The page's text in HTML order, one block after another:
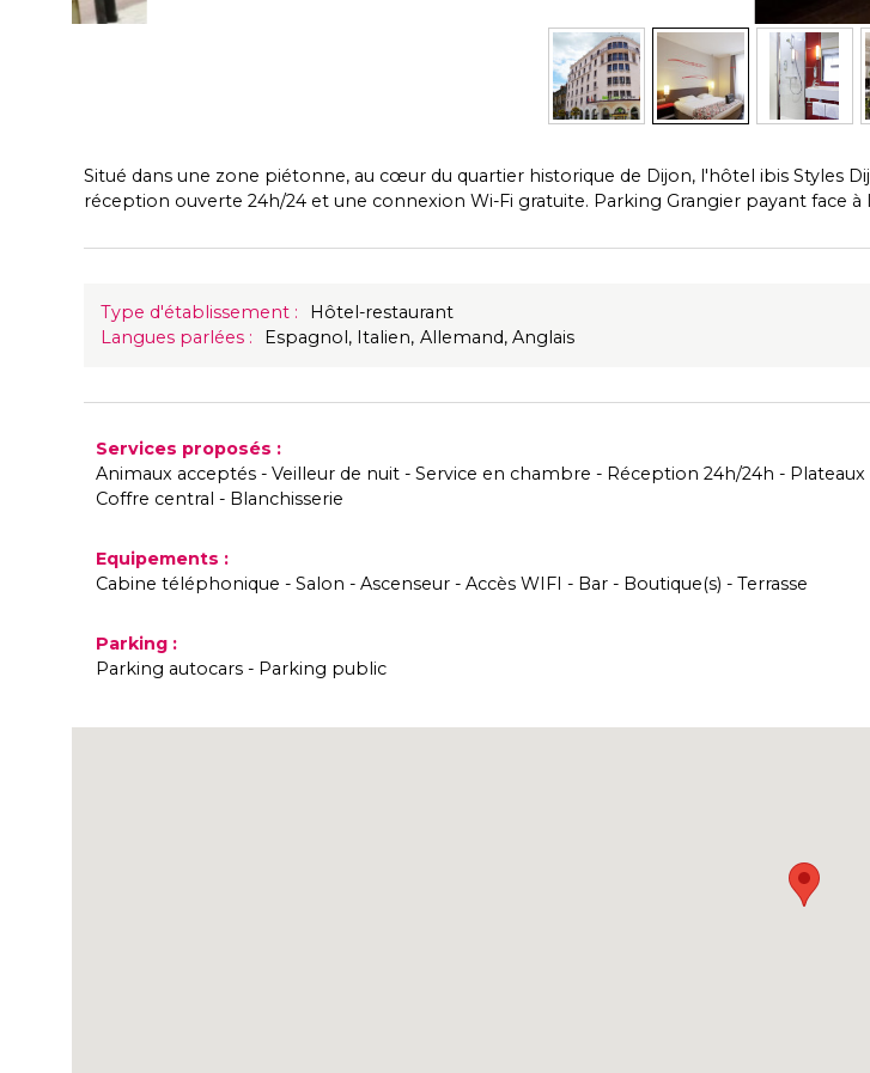
Situé dans une zone piétonne, au cœur du quartier historique de Dijon, l'hôtel ibis Styles
réception ouverte 24h/24 et une connexion Wi-Fi gratuite. Parking Grangier payant face à
Type d'établissement :
Hôtel-restaurant
Langues parlées : Espagnol Italien Allemand Anglais
Services proposés :
Animaux acceptés
Veilleur de nuit Service en chambre Réception 24h/24h
Coffre central
Blanchisserie
Equipements :
Cabine téléphonique
Salon Ascenseur Accès WIFI Bar Boutique(s) Terrasse
Parking :
Parking autocars
Parking public